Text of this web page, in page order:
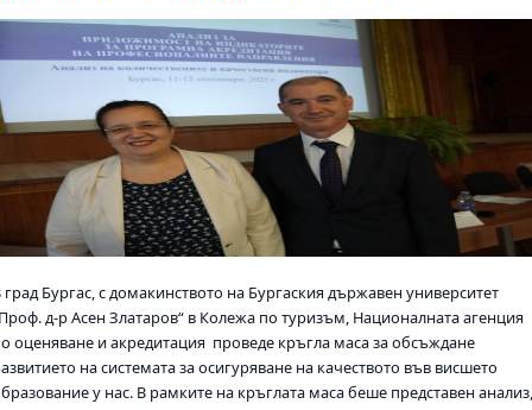
град Бургас, с домакинството на Бургаския държавен университет
д-р Асен Златаров“ в Колежа по туризъм, Националната агенция
оценяване и акредитация проведе кръгла маса за обсъждане
на системата за осигуряване на качеството във висшето
у нас. В рамките на кръглата маса беше представен